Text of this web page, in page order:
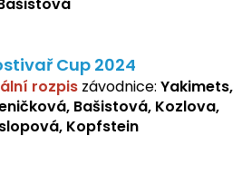
Cup 2024
rozpis závodnice: Yakimets,
Bašistová, Kozlova,
Kopfstein